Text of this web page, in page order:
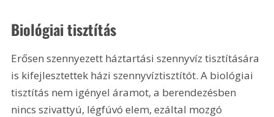
Biológiai tisztítás
Erősen szennyezett háztartási szennyvíz tisztítására
is kifejlesztettek házi szennyvíztisztítót. A biológiai
tisztítás nem igényel áramot, a berendezésben
nincs szivattyú, légfúvó elem, ezáltal mozgó